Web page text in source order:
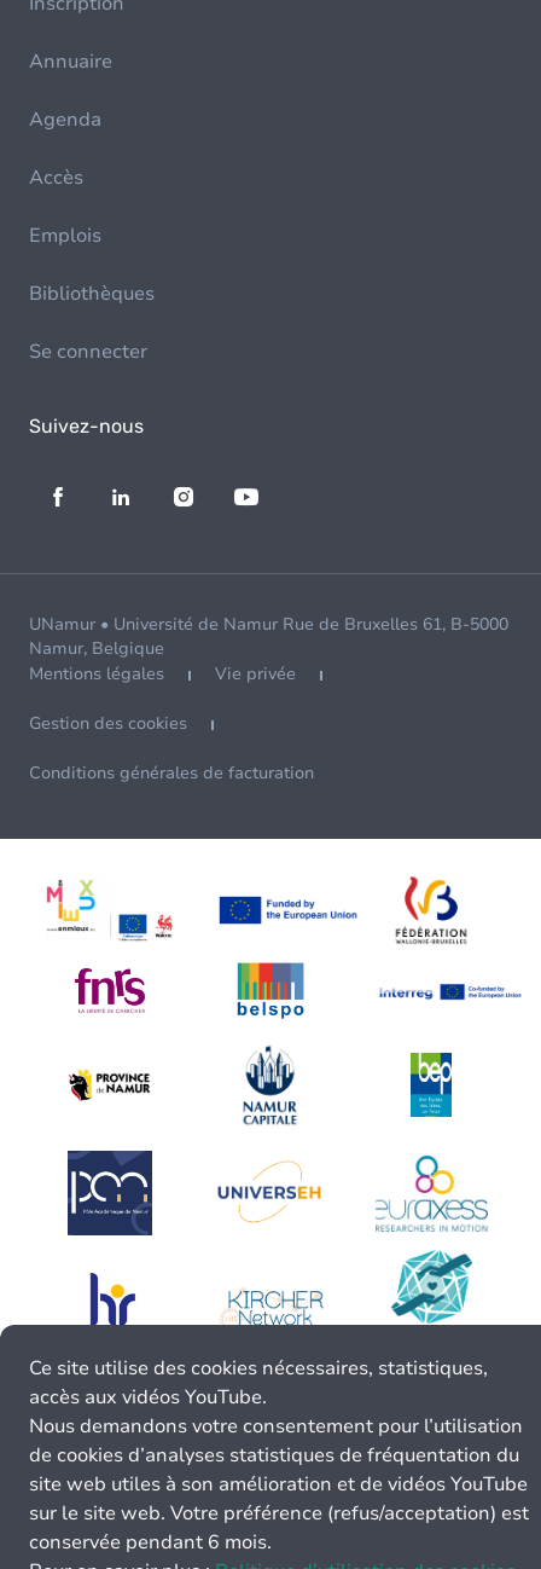
Annuaire
Agenda
Accès
Emplois
Bibliothèques
Se connecter
Suivez-nous
UNamur • Université de Namur Rue de Bruxelles 61, B-5000
Namur, Belgique
Mentions légales
Vie privée
Gestion des cookies
Conditions générales de facturation
Ce site utilise des cookies nécessaires, statistiques,
accès aux vidéos YouTube.
Nous demandons votre consentement pour l’utilisation
de cookies d’analyses statistiques de fréquentation du
site web utiles à son amélioration et de vidéos YouTube
sur le site web. Votre préférence (refus/acceptation) est
conservée pendant 6 mois.